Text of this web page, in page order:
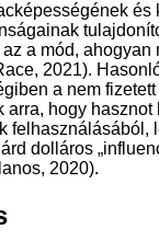
és
az a mód,
2021).
a nem
arra, hogy
felhasználásából,
dolláros
2020).